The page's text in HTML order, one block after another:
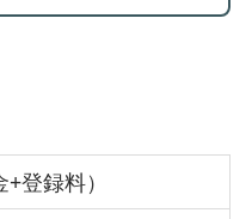
登録料）